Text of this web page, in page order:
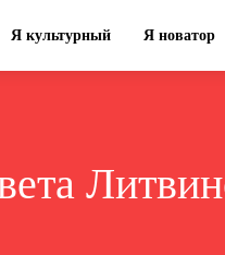
Я культурный Я новатор